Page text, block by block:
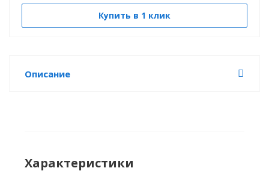
Купить в 1 клик
Описание
Характеристики